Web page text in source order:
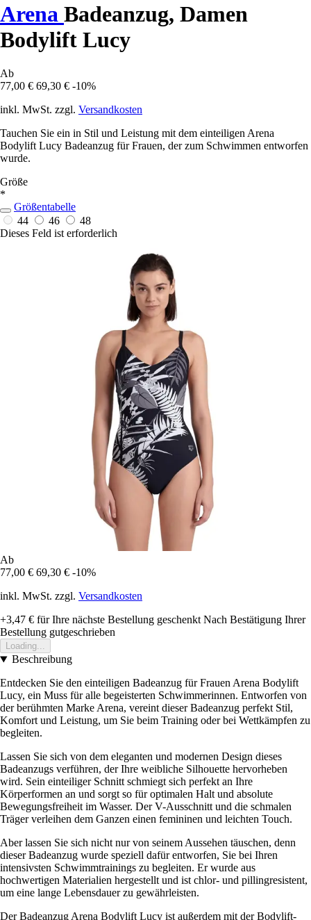
Arena Badeanzug, Damen
Bodylift Lucy
Ab
77,00 € 69,30 € -10%
inkl. MwSt. zzgl. Versandkosten
Tauchen Sie ein in Stil und Leistung mit dem einteiligen Arena
Bodylift Lucy Badeanzug für Frauen, der zum Schwimmen entworfen
wurde.
Größe
*
Größentabelle
44
46
48
Dieses Feld ist erforderlich
Ab
77,00 € 69,30 € -10%
inkl. MwSt. zzgl. Versandkosten
+3,47 € für Ihre nächste Bestellung geschenkt Nach Bestätigung Ihrer
Bestellung gutgeschrieben
Loading...
Beschreibung
Entdecken Sie den einteiligen Badeanzug für Frauen Arena Bodylift
Lucy, ein Muss für alle begeisterten Schwimmerinnen. Entworfen von
der berühmten Marke Arena, vereint dieser Badeanzug perfekt Stil,
Komfort und Leistung, um Sie beim Training oder bei Wettkämpfen zu
begleiten.
Lassen Sie sich von dem eleganten und modernen Design dieses
Badeanzugs verführen, der Ihre weibliche Silhouette hervorheben
wird. Sein einteiliger Schnitt schmiegt sich perfekt an Ihre
Körperformen an und sorgt so für optimalen Halt und absolute
Bewegungsfreiheit im Wasser. Der V-Ausschnitt und die schmalen
Träger verleihen dem Ganzen einen femininen und leichten Touch.
Aber lassen Sie sich nicht nur von seinem Aussehen täuschen, denn
dieser Badeanzug wurde speziell dafür entworfen, Sie bei Ihren
intensivsten Schwimmtrainings zu begleiten. Er wurde aus
hochwertigen Materialien hergestellt und ist chlor- und pillingresistent,
um eine lange Lebensdauer zu gewährleisten.
Der Badeanzug Arena Bodylift Lucy ist außerdem mit der Bodylift-